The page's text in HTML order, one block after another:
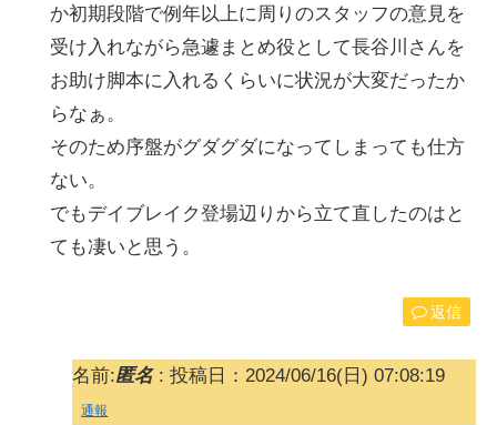
か初期段階で例年以上に周りのスタッフの意見を
受け入れながら急遽まとめ役として長谷川さんを
お助け脚本に入れるくらいに状況が大変だったか
らなぁ。
そのため序盤がグダグダになってしまっても仕方
ない。
でもデイブレイク登場辺りから立て直したのはと
ても凄いと思う。
返信
名前:匿名: 投稿日：2024/06/16(日) 07:08:19
通報